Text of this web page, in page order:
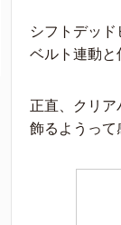
シフトデッ
ベルト連動と
正直、クリア
飾るようって